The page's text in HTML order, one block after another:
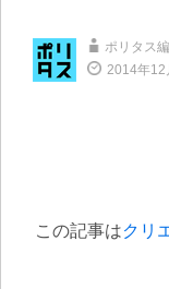
ポリタス
2014年12
この記事はクリ